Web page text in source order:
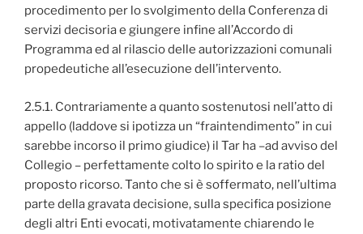
procedimento per lo svolgimento della Conferenza di
servizi decisoria e giungere infine all’Accordo di
Programma ed al rilascio delle autorizzazioni comunali
propedeutiche all’esecuzione dell’intervento.
2.5.1. Contrariamente a quanto sostenutosi nell’atto di
appello (laddove si ipotizza un “fraintendimento” in cui
sarebbe incorso il primo giudice) il Tar ha –ad avviso del
Collegio – perfettamente colto lo spirito e la ratio del
proposto ricorso. Tanto che si è soffermato, nell’ultima
parte della gravata decisione, sulla specifica posizione
degli altri Enti evocati, motivatamente chiarendo le